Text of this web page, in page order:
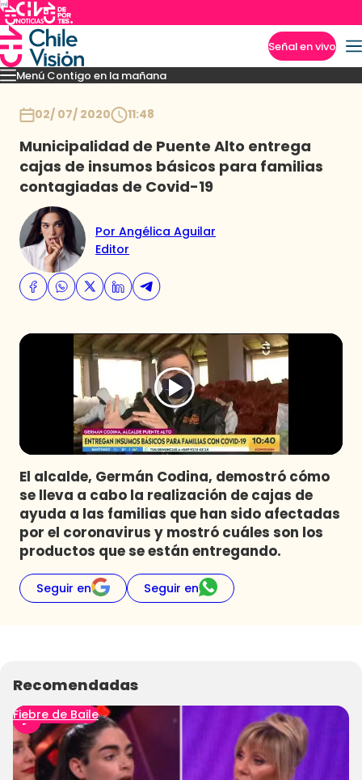
Señal en vivo
Menú Contigo en la mañana
MomentosReportajesDenunciasPolicialPolíticaEspectáculo
02/ 07/ 2020 11:48
Municipalidad de Puente Alto entrega
cajas de insumos básicos para familias
contagiadas de Covid-19
Por Angélica Aguilar
Editor
El alcalde, Germán Codina, demostró cómo
se lleva a cabo la realización de cajas de
ayuda a las familias que han sido afectadas
por el coronavirus y mostró cuáles son los
productos que se están entregando.
Seguir en Seguir en
Recomendadas
Fiebre de Baile
Imperdibles
Programas
Club De La Comedia
Contigo en Directo
Plan Perfecto
El Tiempo
Sabingo
Todos Los Programas